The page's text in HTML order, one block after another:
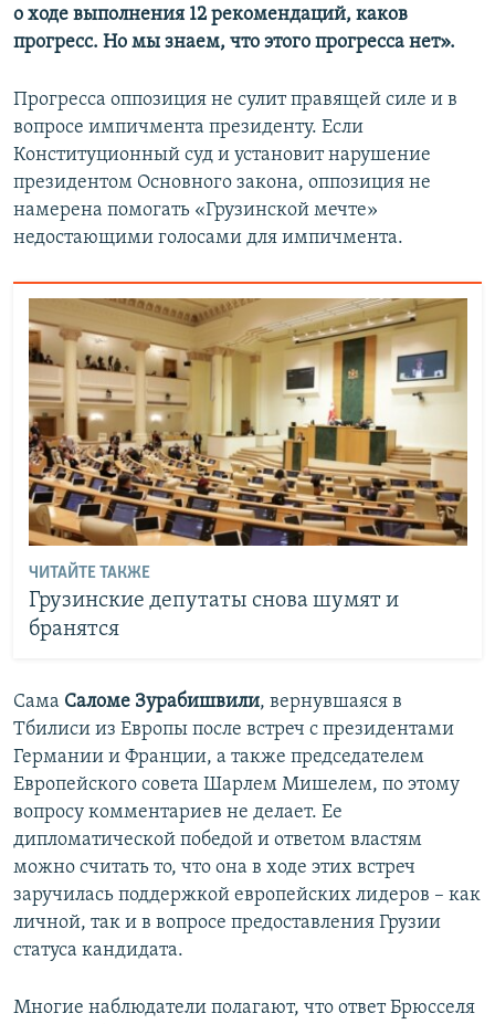
о ходе выполнения 12 рекомендаций, каков
прогресс. Но мы знаем, что этого прогресса нет».
Прогресса оппозиция не сулит правящей силе и в
вопросе импичмента президенту. Если
Конституционный суд и установит нарушение
президентом Основного закона, оппозиция не
намерена помогать «Грузинской мечте»
недостающими голосами для импичмента.
ЧИТАЙТЕ ТАКЖЕ
Грузинские депутаты снова шумят и
бранятся
Сама Саломе Зурабишвили, вернувшаяся в
Тбилиси из Европы после встреч с президентами
Германии и Франции, а также председателем
Европейского совета Шарлем Мишелем, по этому
вопросу комментариев не делает. Ее
дипломатической победой и ответом властям
можно считать то, что она в ходе этих встреч
заручилась поддержкой европейских лидеров – как
личной, так и в вопросе предоставления Грузии
статуса кандидата.
Многие наблюдатели полагают, что ответ Брюсселя